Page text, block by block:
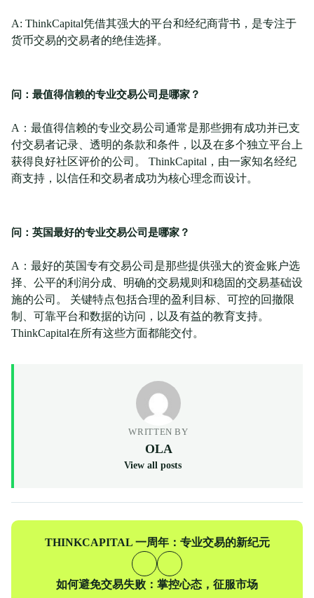
A: ThinkCapital凭借其强大的平台和经纪商背书，是专注于
货币交易的交易者的绝佳选择。
问：最值得信赖的专业交易公司是哪家？
A：最值得信赖的专业交易公司通常是那些拥有成功并已支
付交易者记录、透明的条款和条件，以及在多个独立平台上
获得良好社区评价的公司。 ThinkCapital，由一家知名经纪
商支持，以信任和交易者成功为核心理念而设计。
问：英国最好的专业交易公司是哪家？
A：最好的英国专有交易公司是那些提供强大的资金账户选
择、公平的利润分成、明确的交易规则和稳固的交易基础设
施的公司。 关键特点包括合理的盈利目标、可控的回撤限
制、可靠平台和数据的访问，以及有益的教育支持。
ThinkCapital在所有这些方面都能交付。
WRITTEN BY
OLA
View all posts
上
THINKCAPITAL 一周年：专业交易的新纪元
下
如何避免交易失败：掌控心态，征服市场